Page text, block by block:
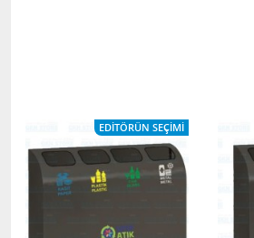
EDITÖRÜN SEÇIMI